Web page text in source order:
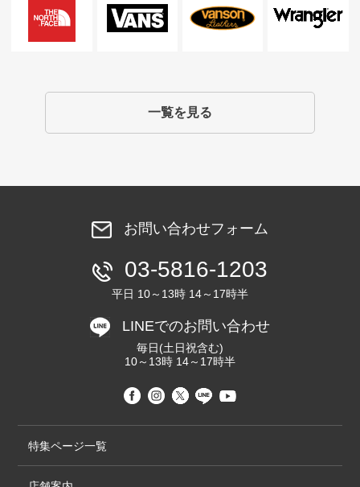
一覧を見る
お問い合わせフォーム
03-5816-1203
平日 10～13時 14～17時半
LINEでのお問い合わせ
毎日(土日祝含む)
10～13時 14～17時半
特集ページ一覧